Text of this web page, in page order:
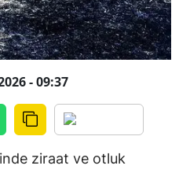
- 09:37
ziraat ve otluk